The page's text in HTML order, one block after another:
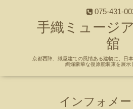
075-431-
手織ミュージ
舘
京都西陣、織屋建ての風情ある建物に、日
絢爛豪華な復原能装束を展示
インフォメ